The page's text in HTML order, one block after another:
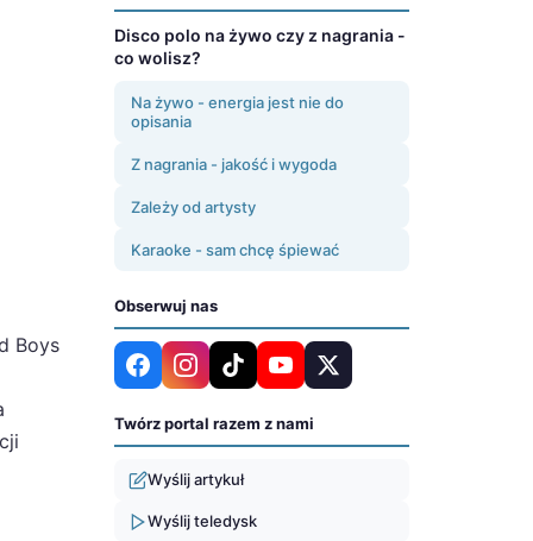
Boys
Disco polo na żywo czy z nagrania -
co wolisz?
Na żywo - energia jest nie do
opisania
Z nagrania - jakość i wygoda
Zależy od artysty
Karaoke - sam chcę śpiewać
Obserwuj nas
Twórz portal razem z nami
Wyślij artykuł
Wyślij teledysk